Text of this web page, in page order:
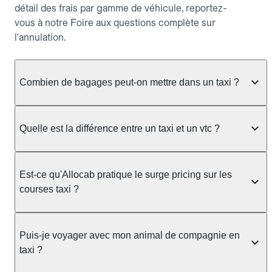
détail des frais par gamme de véhicule, reportez-
vous à notre Foire aux questions complète sur
l'annulation.
Combien de bagages peut-on mettre dans un taxi ?
taxi berline accueille en général jusqu'à 3 bagages
ou nombreux, précisez-le dans le champ "Message
au chauffeur" lors de la réservation. Le prix n'est
pas impacté par le nombre de bagages.
Quelle est la différence entre un taxi et un vtc ?
prendre en charge directement dans la rue, à une
station ou sur réservation, avec un tarif au
réservation et propose un prix fixe annoncé à
l'avance. Chez Allocab, réservez facilement votre
taxi.
Est-ce qu'Allocab pratique le surge pricing sur les
courses taxi ?
réglementation préfectorale et suit un barème
officiel : il protège des hausses liées à la demande.
Puis-je voyager avec mon animal de compagnie en
taxi ?